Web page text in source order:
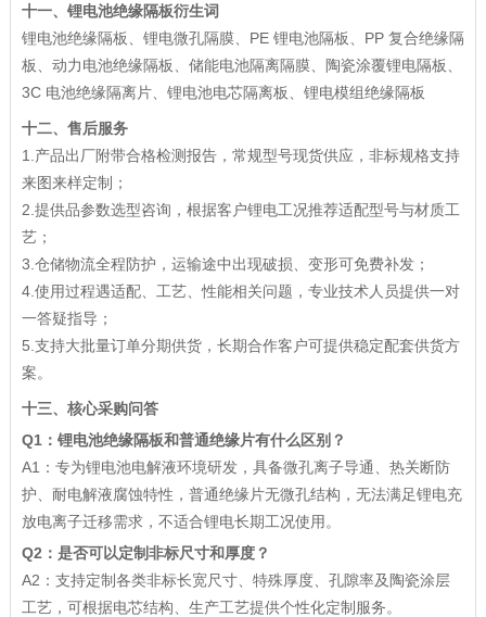
十一、 锂电池绝缘隔板衍生词
锂电池绝缘隔板、锂电微孔隔膜、PE 锂电池隔板、PP 复合绝缘隔
板、动力电池绝缘隔板、储能电池隔离隔膜、陶瓷涂覆锂电隔板、
3C 电池绝缘隔离片、锂电池电芯隔离板、锂电模组绝缘隔板
十二、售后服务
1.产品出厂附带合格检测报告，常规型号现货供应，非标规格支持
来图来样定制；
2.提供品参数选型咨询，根据客户锂电工况推荐适配型号与材质工
艺；
3.仓储物流全程防护，运输途中出现破损、变形可免费补发；
4.使用过程遇适配、工艺、性能相关问题，专业技术人员提供一对
一答疑指导；
5.支持大批量订单分期供货，长期合作客户可提供稳定配套供货方
案。
十三、核心采购问答
Q1：锂电池绝缘隔板和普通绝缘片有什么区别？
A1：专为锂电池电解液环境研发，具备微孔离子导通、热关断防
护、耐电解液腐蚀特性，普通绝缘片无微孔结构，无法满足锂电充
放电离子迁移需求，不适合锂电长期工况使用。
Q2：是否可以定制非标尺寸和厚度？
A2：支持定制各类非标长宽尺寸、特殊厚度、孔隙率及陶瓷涂层
工艺，可根据电芯结构、生产工艺提供个性化定制服务。